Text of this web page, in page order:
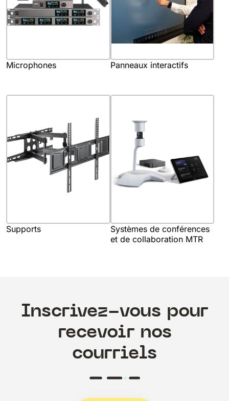
Microphones Panneaux interactifs
Supports
Systèmes de conférences
et de collaboration MTR
Inscrivez-vous pour
recevoir nos
courriels